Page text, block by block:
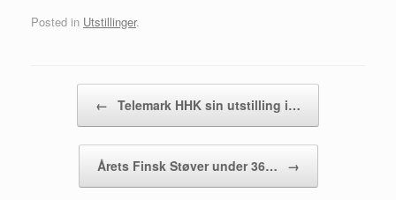
Posted in Utstillinger.
← Telemark HHK sin utstilling i…
Årets Finsk Støver under 36… →